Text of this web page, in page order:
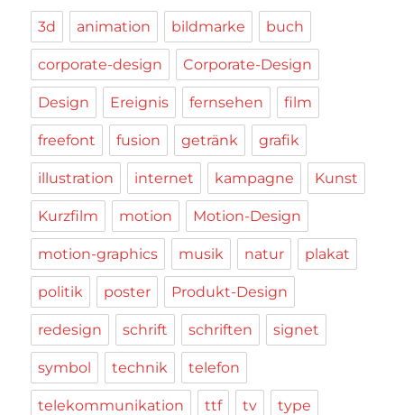
3d animation bildmarke buch
corporate-design Corporate-Design
Design Ereignis fernsehen film
freefont fusion getränk grafik
illustration internet kampagne Kunst
Kurzfilm motion Motion-Design
motion-graphics musik natur plakat
politik poster Produkt-Design
redesign schrift schriften signet
symbol technik telefon
telekommunikation ttf tv type